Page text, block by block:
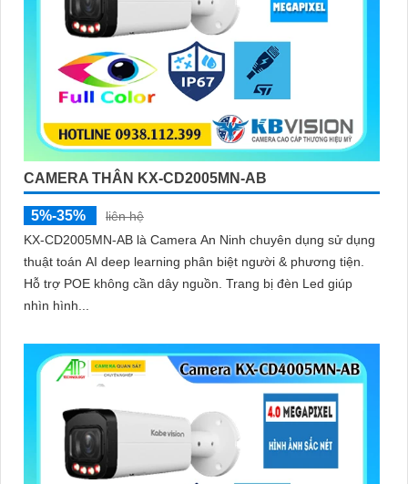
CAMERA THÂN KX-CD2005MN-AB
5%-35%
liên hệ
KX-CD2005MN-AB là Camera An Ninh chuyên dụng sử dụng
thuật toán AI deep learning phân biệt người & phương tiện.
Hỗ trợ POE không cần dây nguồn. Trang bị đèn Led giúp
nhìn hình...